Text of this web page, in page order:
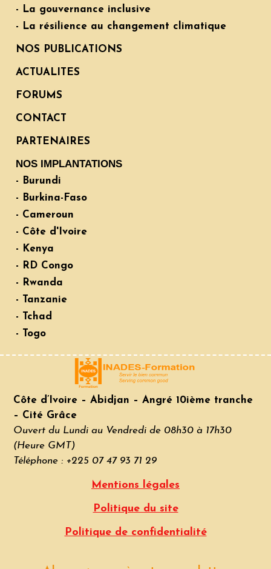
- La gouvernance inclusive
- La résilience au changement climatique
NOS PUBLICATIONS
ACTUALITES
FORUMS
CONTACT
PARTENAIRES
NOS IMPLANTATIONS
- Burundi
- Burkina-Faso
- Cameroun
- Côte d'Ivoire
- Kenya
- RD Congo
- Rwanda
- Tanzanie
- Tchad
- Togo
Côte d’Ivoire – Abidjan – Angré 10ième tranche
– Cité Grâce
Ouvert du Lundi au Vendredi de 08h30 à 17h30
(Heure GMT)
Téléphone : +225 07 47 93 71 29
Mentions légales
Politique du site
Politique de confidentialité